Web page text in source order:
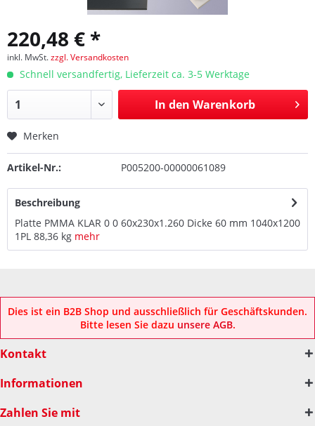
220,48 € *
inkl. MwSt.zzgl. Versandkosten
Schnell versandfertig, Lieferzeit ca. 3-5 Werktage
In den Warenkorb
Merken
Artikel-Nr.: P005200-00000061089
Beschreibung
Platte PMMA KLAR 0 0 60x230x1.260 Dicke 60 mm 1040x1200
1PL 88,36 kg mehr
Dies ist ein B2B Shop und ausschließlich für Geschäftskunden.
Bitte lesen Sie dazu unsere AGB.
Kontakt
Informationen
Zahlen Sie mit